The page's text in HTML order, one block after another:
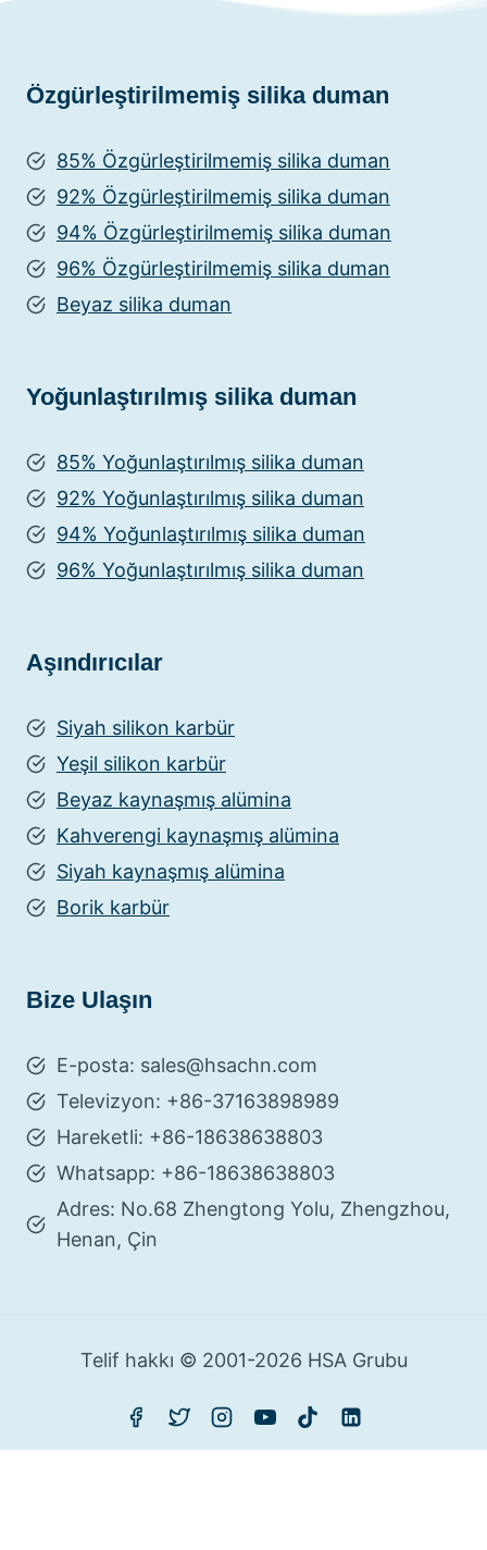
Özgürleştirilmemiş silika duman
85% Özgürleştirilmemiş silika duman
92% Özgürleştirilmemiş silika duman
94% Özgürleştirilmemiş silika duman
96% Özgürleştirilmemiş silika duman
Beyaz silika duman
Yoğunlaştırılmış silika duman
85% Yoğunlaştırılmış silika duman
92% Yoğunlaştırılmış silika duman
94% Yoğunlaştırılmış silika duman
96% Yoğunlaştırılmış silika duman
Aşındırıcılar
Siyah silikon karbür
Yeşil silikon karbür
Beyaz kaynaşmış alümina
Kahverengi kaynaşmış alümina
Siyah kaynaşmış alümina
Borik karbür
Bize Ulaşın
E-posta: sales@hsachn.com
Televizyon: +86-37163898989
Hareketli: +86-18638638803
Whatsapp: +86-18638638803
Adres: No.68 Zhengtong Yolu, Zhengzhou,
Henan, Çin
Telif hakkı © 2001-2026 HSA Grubu